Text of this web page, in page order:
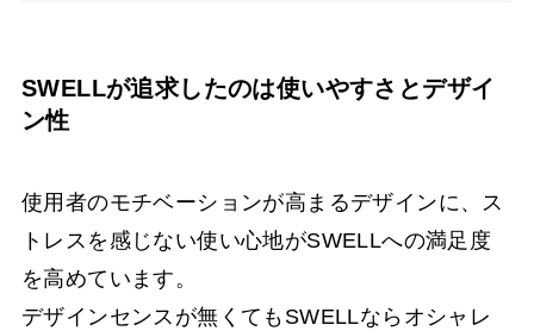
SWELLが追求したのは使いやすさとデザイ
ン性
使用者のモチベーションが高まるデザインに、ス
トレスを感じない使い心地がSWELLへの満足度
を高めています。
デザインセンスが無くてもSWELLならオシャレ